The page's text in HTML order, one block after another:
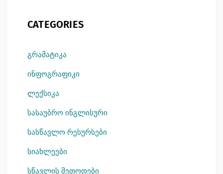
CATEGORIES
გრამატიკა
ინფოგრაფიკი
ლექსიკა
სასაუბრო ინგლისური
სასწავლო რესურსები
სიახლეები
სწავლის მეთოდები